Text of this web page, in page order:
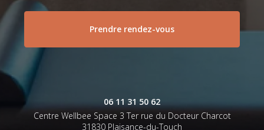
Prendre rendez-vous
06 11 31 50 62
Centre Wellbee Space 3 Ter rue du Docteur Charcot
31830 Plaisance-du-Touch